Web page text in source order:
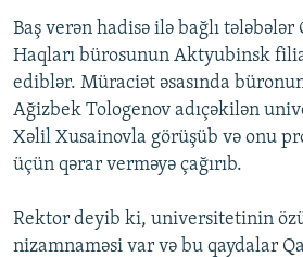
Baş verən hadisə ilə bağlı tələbələr
Haqları bürosunun Aktyubinsk
ediblər. Müraciət əsasında
Ağizbek Tologenov adıçəkilən
Xəlil Xusainovla görüşüb və onu
üçün qərar verməyə çağırıb.
Rektor deyib ki, universitetinin
nizamnaməsi var və bu qaydalar